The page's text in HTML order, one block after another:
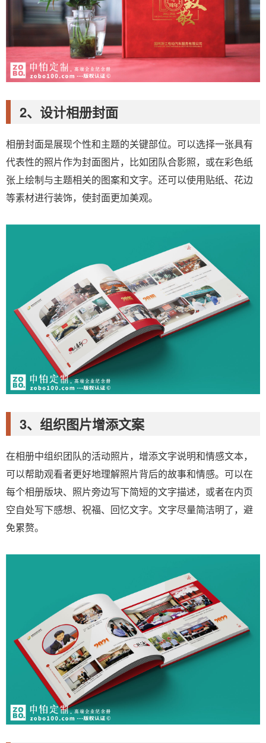
2、设计相册封面
相册封面是展现个性和主题的关键部位。可以选择一张具有
代表性的照片作为封面图片，比如团队合影照，或在彩色纸
张上绘制与主题相关的图案和文字。还可以使用贴纸、花边
等素材进行装饰，使封面更加美观。
3、组织图片增添文案
在相册中组织团队的活动照片，增添文字说明和情感文本，
可以帮助观看者更好地理解照片背后的故事和情感。可以在
每个相册版块、照片旁边写下简短的文字描述，或者在内页
空自处写下感想、祝福、回忆文字。文字尽量简洁明了，避
免累赘。